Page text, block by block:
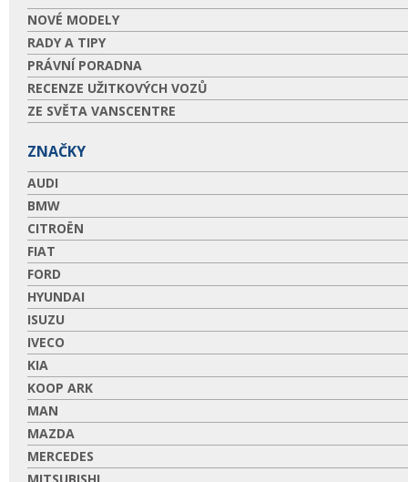
NOVÉ MODELY
RADY A TIPY
PRÁVNÍ PORADNA
RECENZE UŽITKOVÝCH VOZŮ
ZE SVĚTA VANSCENTRE
ZNAČKY
AUDI
BMW
CITROËN
FIAT
FORD
HYUNDAI
ISUZU
IVECO
KIA
KOOP ARK
MAN
MAZDA
MERCEDES